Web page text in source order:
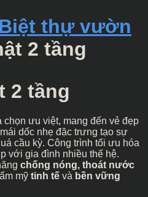
Biệt thự vườn
2 tầng
2 tầng
chọn ưu việt, mang đến vẻ đẹp
dốc nhẹ đặc trưng tạo sự
cầu kỳ. Công trình tối ưu hóa
với gia đình nhiều thế hệ.
chống nóng, thoát nước
mỹ tinh tế và bền vững